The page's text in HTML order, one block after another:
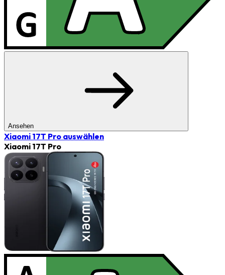
Ansehen
Xiaomi 17T Pro auswählen
Xiaomi 17T Pro